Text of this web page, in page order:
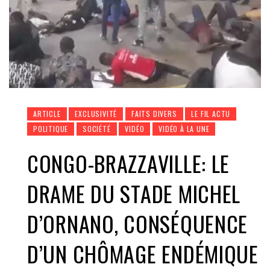
ARTICLE EXCLUSIVITÉ FAITS DIVERS
LE FIL ACTU
POLITIQUE
SOCIÉTÉ VIDÉO VIDÉO À LA UNE
CONGO-BRAZZAVILLE: LE
DRAME DU STADE MICHEL
D’ORNANO, CONSÉQUENCE
D’UN CHÔMAGE ENDÉMIQUE